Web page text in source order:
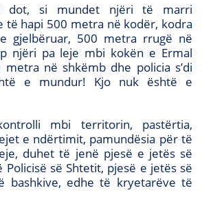
dot, si mundet njëri të marri
të hapi 500 metra në kodër, kodra
gjelbëruar, 500 metra rrugë në
njëri pa leje mbi kokën e Ermal
metra në shkëmb dhe policia s’di
e mundur! Kjo nuk është e
mbi territorin, pastërtia,
e ndërtimit, pamundësia për të
duhet të jenë pjesë e jetës së
së Shtetit, pjesë e jetës së
bashkive, edhe të kryetarëve të